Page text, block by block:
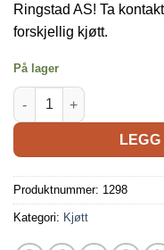
Ringstad AS! Ta
forskjellig kjøtt.
På lager
Produktnummer: 1298
Kategori: Kjøtt